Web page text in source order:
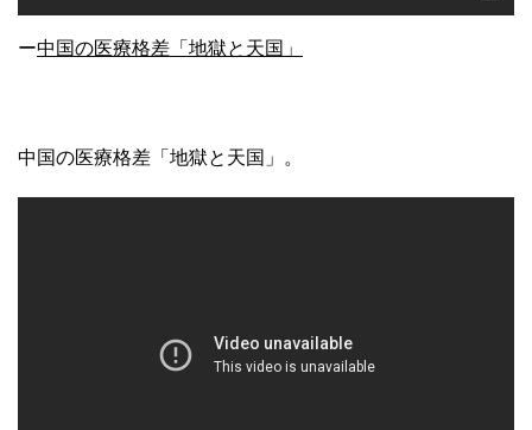
ー中国の医療格差「地獄と天国」
中国の医療格差「地獄と天国」。